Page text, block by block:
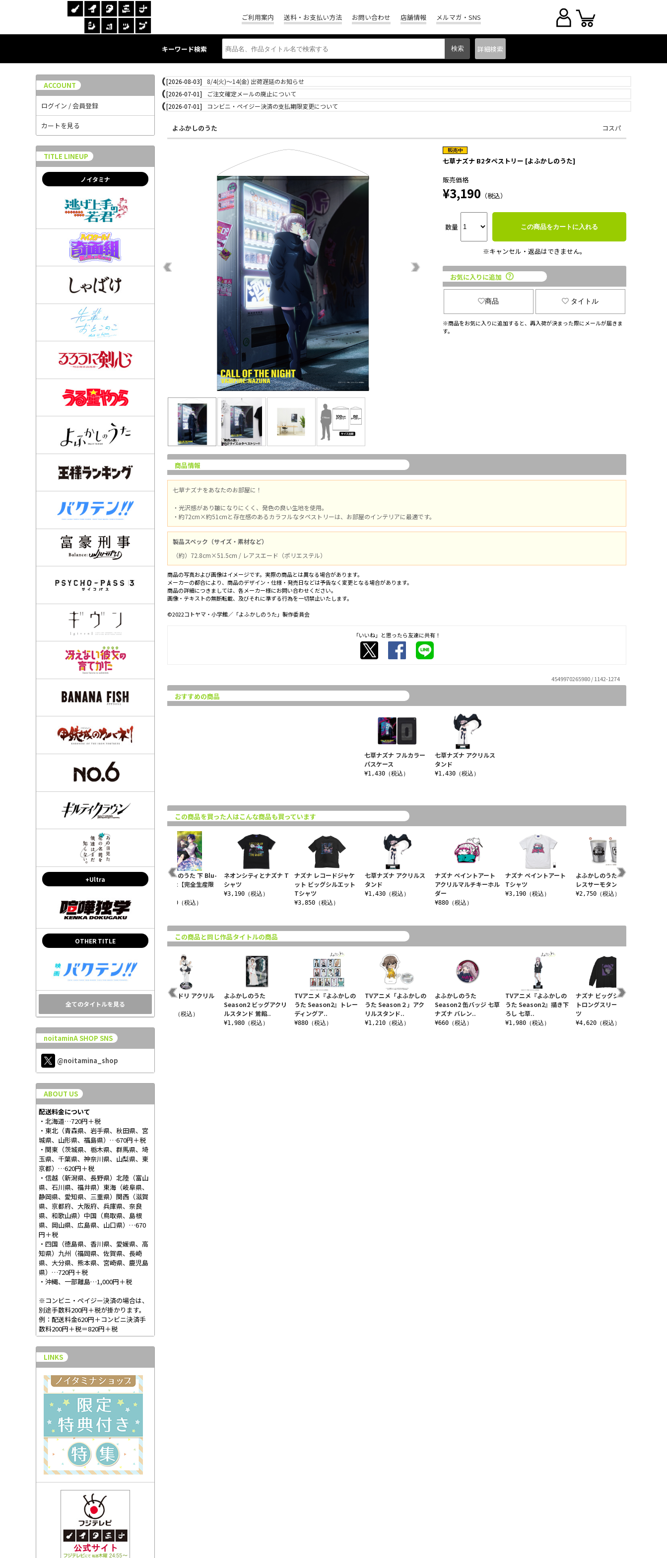
ご利用案内 送料・お支払い方法 お問い合わせ 店舗情報 メルマガ・SNS
キーワード検索 詳細検索
ACCOUNT
ログイン / 会員登録
カートを見る
TITLE LINEUP
ノイタミナ
+Ultra
OTHER TITLE
全てのタイトルを見る
noitaminA SHOP SNS
@noitamina_shop
ABOUT US
配送料金について
・北海道…720円＋税
・東北（青森県、岩手県、秋田県、宮
城県、山形県、福島県）…670円＋税
・関東（茨城県、栃木県、群馬県、埼
玉県、千葉県、神奈川県、山梨県、東
京都）…620円＋税
・信越（新潟県、長野県）北陸（富山
県、石川県、福井県）東海（岐阜県、
静岡県、愛知県、三重県）関西（滋賀
県、京都府、大阪府、兵庫県、奈良
県、和歌山県）中国（鳥取県、島根
県、岡山県、広島県、山口県）…670
円＋税
・四国（徳島県、香川県、愛媛県、高
知県）九州（福岡県、佐賀県、長崎
県、大分県、熊本県、宮崎県、鹿児島
県）…720円＋税
・沖縄、一部離島…1,000円＋税
※コンビニ・ペイジー決済の場合は、
別途手数料200円＋税が掛かります。
例：配送料金620円＋コンビニ決済手
数料200円＋税＝820円＋税
LINKS
[2026-08-03]
8/4(火)～14(金) 出荷遅延のお知らせ
[2026-07-01]
ご注文確定メールの廃止について
[2026-07-01]
コンビニ・ペイジー決済の支払期限変更について
よふかしのうた コスパ
七草ナズナ B2タペストリー [よふかしのうた]
販売価格
¥3,190 （税込）
数量 この商品をカートに入れる
※キャンセル・返品はできません。
お気に入りに追加
商品 タイトル
※商品をお気に入りに追加すると、再入荷が決まった際にメールが届きま
す。
商品情報
七草ナズナをあなたのお部屋に！
・光沢感があり皺になりにくく、発色の良い生地を使用。
・約72cm×約51cmと存在感のあるカラフルなタペストリーは、お部屋のインテリアに最適です。
製品スペック（サイズ・素材など）
（約）72.8cm×51.5cm / レアスエード（ポリエステル）
商品の写真および画像はイメージです。実際の商品とは異なる場合があります。
メーカーの都合により、商品のデザイン・仕様・発売日などは予告なく変更となる場合があります。
商品の詳細につきましては、各メーカー様にお問い合わせください。
画像・テキストの無断転載、及びそれに準ずる行為を一切禁止いたします。
©2022コトヤマ・小学館／「よふかしのうた」製作委員会
「いいね」と思ったら友達に共有！
4549970265980 / 1142-1274
おすすめの商品
七草ナズナ フルカラー
パスケース
¥1,430（税込）
七草ナズナ アクリルス
タンド
¥1,430（税込）
この商品を買った人はこんな商品も買っています
七草ナズナ アクリルス
タンド
¥1,430（税込）
ナズナ ペイントアート
アクリルマルチキーホル
ダー
¥880（税込）
ナズナ ペイントアート
Tシャツ
¥3,190（税込）
よふかしのうた ステン
レスサーモタンブラー
¥2,750（税込）
よふかしのうた
Season2 トゥインクル
よふかしのうた 上 Blu-
ray Disc【完全生産限
¥17,600（税込）
よふかしのうた 下 Blu-
ray Disc【完全生産限
¥19,800（税込）
ネオンシティとナズナ T
シャツ
¥3,190（税込）
ナズナ レコードジャケ
ット ビッグシルエット
Tシャツ
¥3,850（税込）
この商品と同じ作品タイトルの商品
TVアニメ「よふかしの
うた Season２」アク
リルスタンド..
¥1,210（税込）
よふかしのうた
Season2 缶バッジ 七草
ナズナ バレン..
¥660（税込）
TVアニメ『よふかしの
うた Season2』描き下
ろし 七草..
¥1,980（税込）
ナズナ ビッグシルエッ
トロングスリーブ Tシャ
ツ
¥4,620（税込）
よふかしのうた
Season2 ビッグアクリ
ルスタンド 七草..
TVアニメ「よふかしの
うた Season２」アク
リルスタンド..
小繁縷ミドリ アクリル
¥1,650（税込）
よふかしのうた
Season2 ビッグアクリ
ルスタンド 鶯餡..
¥1,980（税込）
TVアニメ『よふかしの
うた Season2』トレー
ディングア..
¥880（税込）